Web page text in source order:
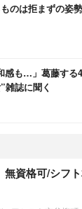
のは拒まずの姿
感も…」葛藤する
雑誌に聞く
無資格可/シフ